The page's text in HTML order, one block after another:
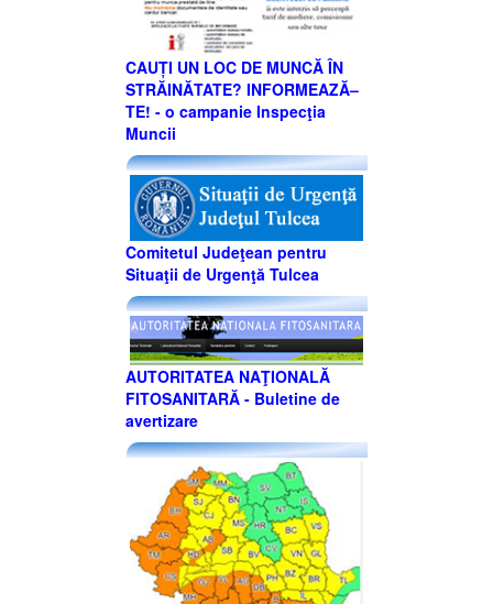
CAUȚI UN LOC DE MUNCĂ ÎN
STRĂINĂTATE? INFORMEAZĂ–
TE! - o campanie Inspecţia
Muncii
Comitetul Judeţean pentru
Situaţii de Urgenţă Tulcea
AUTORITATEA NAŢIONALĂ
FITOSANITARĂ - Buletine de
avertizare